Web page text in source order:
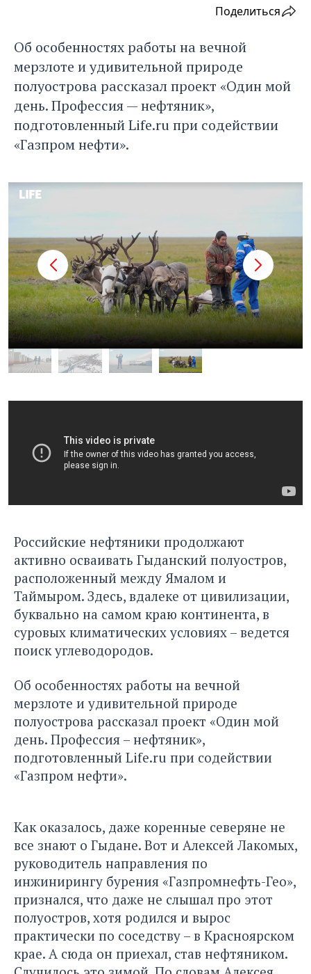
Поделиться
Об особенностях работы на вечной
мерзлоте и удивительной природе
полуострова рассказал проект «Один мой
день. Профессия — нефтяник»,
подготовленный Life.ru при содействии
«Газпром нефти».
Российские нефтяники продолжают
активно осваивать Гыданский полуостров,
расположенный между Ямалом и
Таймыром. Здесь, вдалеке от цивилизации,
буквально на самом краю континента, в
суровых климатических условиях – ведется
поиск углеводородов.
Об особенностях работы на вечной
мерзлоте и удивительной природе
полуострова рассказал проект «Один мой
день. Профессия – нефтяник»,
подготовленный Life.ru при содействии
«Газпром нефти».
Как оказалось, даже коренные северяне не
все знают о Гыдане. Вот и Алексей Лакомых,
руководитель направления по
инжинирингу бурения «Газпромнефть-Гео»,
признался, что даже не слышал про этот
полуостров, хотя родился и вырос
практически по соседству – в Красноярском
крае. А сюда он приехал, став нефтяником.